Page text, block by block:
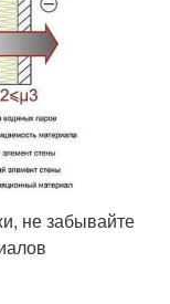
не забывайте